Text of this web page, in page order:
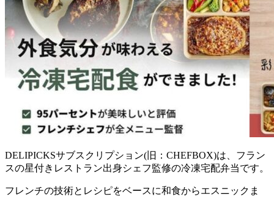
DELIPICKSサブスクリプション(旧：CHEFBOX)は、フラン
スの星付きレストラン出身シェフ監修の冷凍宅配弁当です。
フレンチの技術とレシピをベースに和食からエスニックま